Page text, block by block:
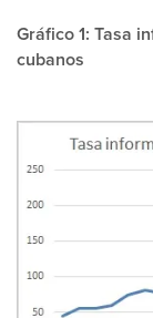
Gráfico 1: Tasa
cubanos